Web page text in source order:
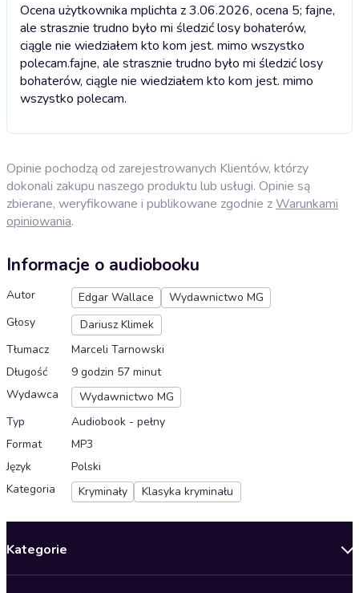
Ocena użytkownika mplichta z 3.06.2026, ocena 5; fajne,
ale strasznie trudno było mi śledzić losy bohaterów,
ciągle nie wiedziałem kto kom jest. mimo wszystko
polecam.fajne, ale strasznie trudno było mi śledzić losy
bohaterów, ciągle nie wiedziałem kto kom jest. mimo
wszystko polecam.
Opinie pochodzą od zarejestrowanych Klientów, którzy
dokonali zakupu naszego produktu lub usługi. Opinie są
zbierane, weryfikowane i publikowane zgodnie zWarunkami
opiniowania.
Informacje o audiobooku
Autor Edgar Wallace
Wydawnictwo MG
Głosy
Dariusz Klimek
Tłumacz
Marceli Tarnowski
Długość
9 godzin 57 minut
Wydawca
Wydawnictwo MG
Typ
Audiobook - pełny
Format
MP3
Język
Polski
Kategoria
Kryminały Klasyka kryminału
Kategorie